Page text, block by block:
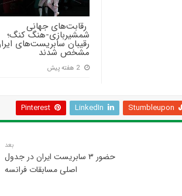
‍ رقابت‌های جهانی
شمشیربازی-هنگ کنگ؛
رقیبان سابریست‌های
مشخص شدند
2 هفته پیش
Stumbleupon
LinkedIn
Pinterest
بعد
حضور ۳ سابریست ایران در جدول
اصلی مسابقات فرانسه